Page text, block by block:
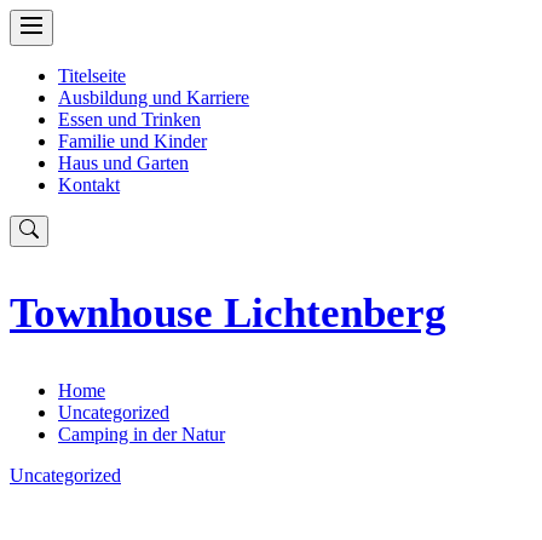
Skip
to
Titelseite
Ausbildung und Karriere
Essen und Trinken
Familie und Kinder
Haus und Garten
Kontakt
Townhouse Lichtenberg
Home
Uncategorized
Camping in der Natur
Uncategorized